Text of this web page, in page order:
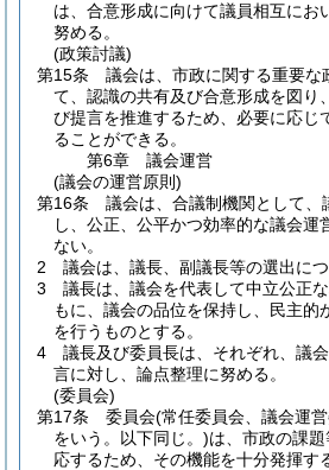
は、合意形成に向けて議員相互にお
努める。
(政策討議)
第15条
議会は、市政に関する重要な
て、認識の共有及び合意形成を図り
び提言を推進するため、必要に応じ
ることができる。
第6章
議会運営
(議会の運営原則)
第16条
議会は、合議制機関として、
し、公正、公平かつ効率的な議会運
ない。
2
議会は、議長、副議長等の選出に
3
議長は、議会を代表して中立公正
もに、議会の品位を保持し、民主的
を行うものとする。
4
議長及び委員長は、それぞれ、議
言に対し、論点整理に努める。
(委員会)
第17条
委員会(常任委員会、議会運
をいう。以下同じ。)は、市政の課
応するため、その機能を十分発揮す